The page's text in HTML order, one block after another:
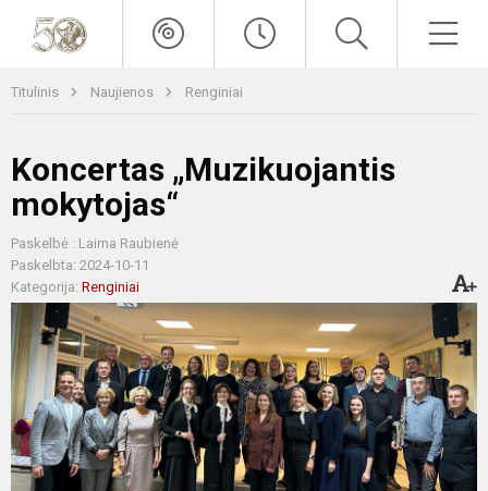
Titulinis Naujienos Renginiai
Koncertas „Muzikuojantis
mokytojas“
Paskelbė : Laima Raubienė
Paskelbta: 2024-10-11
Kategorija: Renginiai